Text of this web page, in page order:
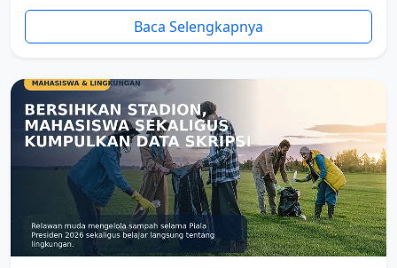
Baca Selengkapnya